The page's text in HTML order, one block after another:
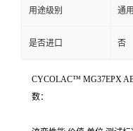
用途级别 通
是否进口 否
CYCOLAC™ MG37EPX
数：